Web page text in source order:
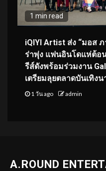
1 min read
iQIYI Artist ส่ง “มอส
ร่าพุ่ง แฟนอินโดแห่ต้อ
รีส์ดังพร้อมร่วมงาน
เตรียมลุยตลาดบันเทิง
1 วัน ago admin
A.ROUND